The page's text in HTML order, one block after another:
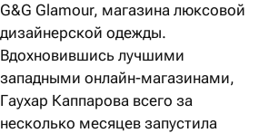
G&G Glamour, магазина люксовой
дизайнерской одежды.
Вдохновившись лучшими
западными онлайн-магазинами,
Гаухар Каппарова вcего за
несколько месяцев запустила